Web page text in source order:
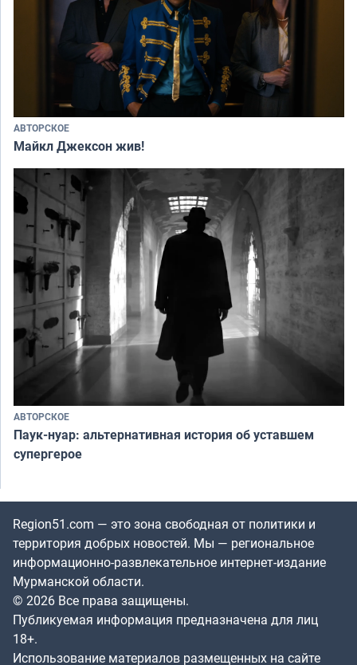
АВТОРСКОЕ
Майкл Джексон жив!
АВТОРСКОЕ
Паук-нуар: альтернативная история об уставшем
супергерое
Region51.com — это зона свободная от политики и
территория добрых новостей. Мы — региональное
информационно-развлекательное интернет-издание
Мурманской области.
© 2026 Все права защищены.
Публикуемая информация предназначена для лиц
18+.
Использование материалов размещенных на сайте